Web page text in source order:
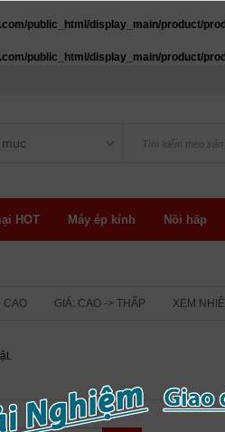
public_html/display_main/product/
public_html/display_main/product/
HOT Máy ép kính Nồi hấp
CAO GIÁ: CAO -> THẤP XEM